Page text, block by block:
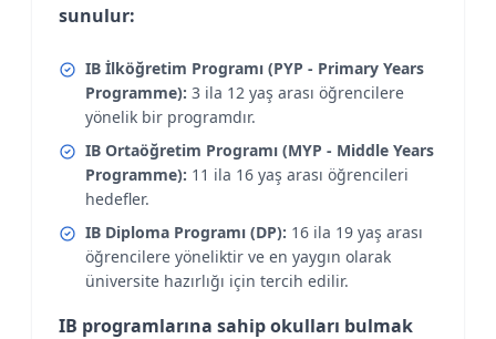
sunulur:
IB İlköğretim Programı (PYP - Primary Years
Programme): 3 ila 12 yaş arası öğrencilere
yönelik bir programdır.
IB Ortaöğretim Programı (MYP - Middle Years
Programme): 11 ila 16 yaş arası öğrencileri
hedefler.
IB Diploma Programı (DP): 16 ila 19 yaş arası
öğrencilere yöneliktir ve en yaygın olarak
üniversite hazırlığı için tercih edilir.
IB programlarına sahip okulları bulmak